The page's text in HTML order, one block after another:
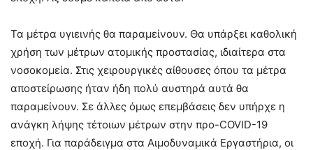
Τα μέτρα υγιεινής θα παραμείνουν. Θα υπάρξει καθολική
χρήση των μέτρων ατομικής προστασίας, ιδιαίτερα στα
νοσοκομεία. Στις χειρουργικές αίθουσες όπου τα μέτρα
αποστείρωσης ήταν ήδη πολύ αυστηρά αυτά θα
παραμείνουν. Σε άλλες όμως επεμβάσεις δεν υπήρχε η
ανάγκη λήψης τέτοιων μέτρων στην προ-COVID-19
εποχή. Για παράδειγμα στα Αιμοδυναμικά Εργαστήρια, οι